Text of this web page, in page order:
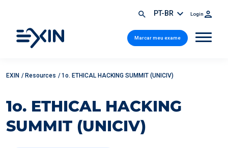
PT-BR Login
Marcar meu exame
EXIN / Resources /1o. ETHICAL HACKING SUMMIT (UNICIV)
1o. ETHICAL HACKING
SUMMIT (UNICIV)